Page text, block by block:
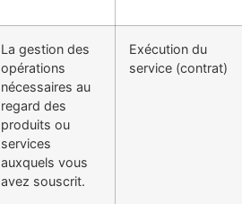
La gestion des
opérations
nécessaires au
regard des
produits ou
services
auxquels vous
avez souscrit.
Exécution du
service (contrat)